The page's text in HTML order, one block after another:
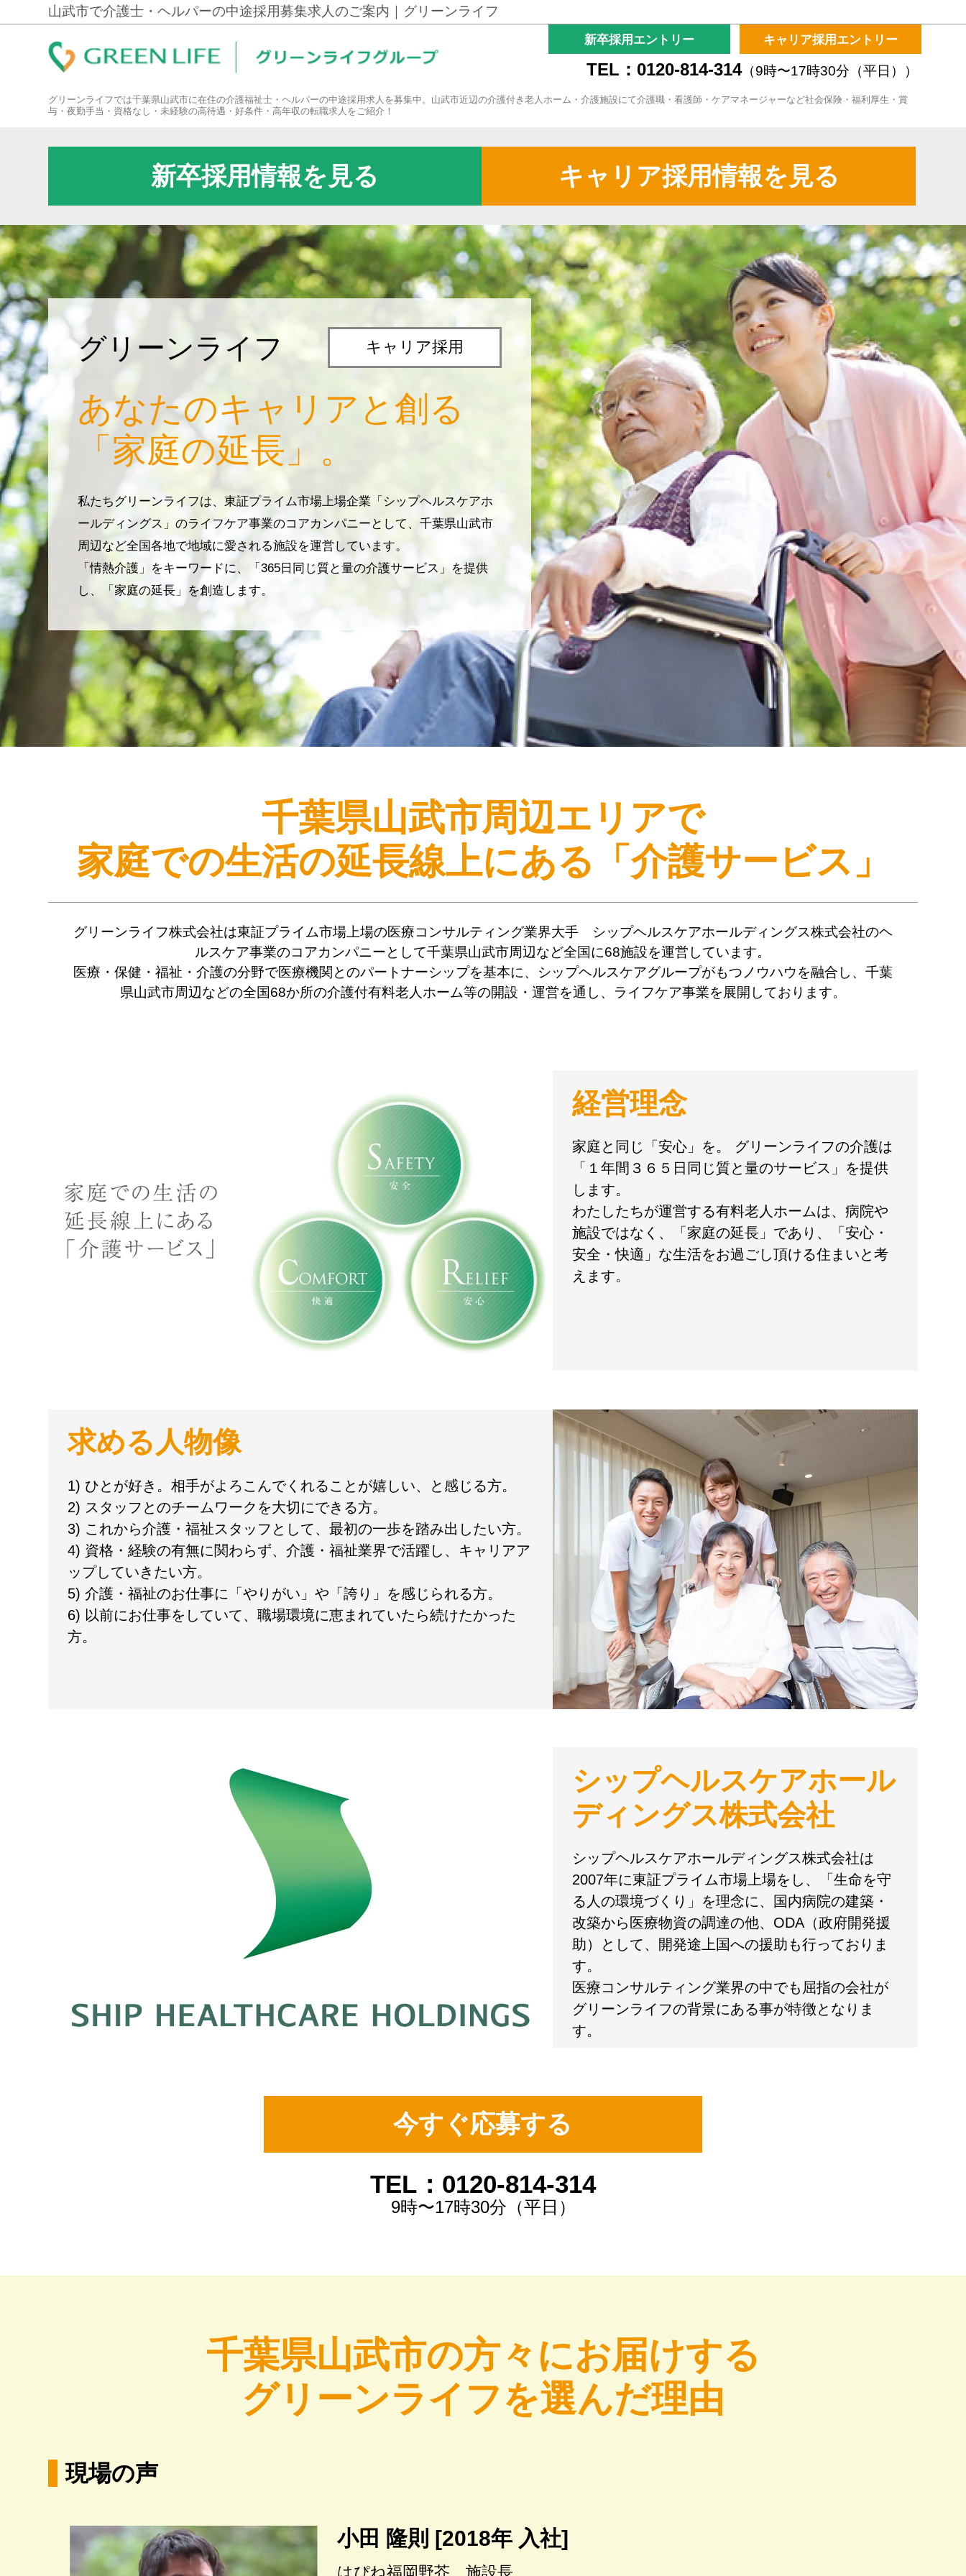
山武市で介護士・ヘルパーの中途採用募集求人のご案内｜グリーンライフ
新卒採用エントリー キャリア採用エントリー
TEL：0120-814-314（9時〜17時30分（平日））
グリーンライフでは千葉県山武市に在住の介護福祉士・ヘルパーの中途採用求人を募集中。山武市近辺の介護付き老人ホーム・介護施設にて介護職・看護師・ケアマネージャーなど社会保険・福利厚生・賞
与・夜勤手当・資格なし・未経験の高待遇・好条件・高年収の転職求人をご紹介！
新卒採用情報を見る キャリア採用情報を見る
グリーンライフ キャリア採用
あなたのキャリアと創る
「家庭の延長」。
私たちグリーンライフは、東証プライム市場上場企業「シップヘルスケアホ
ールディングス」のライフケア事業のコアカンパニーとして、千葉県山武市
周辺など全国各地で地域に愛される施設を運営しています。
「情熱介護」をキーワードに、「365日同じ質と量の介護サービス」を提供
し、「家庭の延長」を創造します。
千葉県山武市周辺エリアで
家庭での生活の延長線上にある 「介護サービス」
グリーンライフ株式会社は東証プライム市場上場の医療コンサルティング業界大手 シップヘルスケアホールディングス株式会社のヘ
ルスケア事業のコアカンパニーとして千葉県山武市周辺など全国に68施設を運営しています。
医療・保健・福祉・介護の分野で医療機関とのパートナーシップを基本に、シップヘルスケアグループがもつノウハウを融合し、千葉
県山武市周辺などの全国68か所の介護付有料老人ホーム等の開設・運営を通し、ライフケア事業を展開しております。
経営理念
家庭と同じ「安心」を。 グリーンライフの介護は
「１年間３６５日同じ質と量のサービス」を提供
します。
わたしたちが運営する有料老人ホームは、病院や
施設ではなく、「家庭の延長」であり、「安心・
安全・快適」な生活をお過ごし頂ける住まいと考
えます。
求める人物像
1) ひとが好き。相手がよろこんでくれることが嬉しい、と感じる方。
2) スタッフとのチームワークを大切にできる方。
3) これから介護・福祉スタッフとして、最初の一歩を踏み出したい方。
4) 資格・経験の有無に関わらず、介護・福祉業界で活躍し、キャリアア
ップしていきたい方。
5) 介護・福祉のお仕事に「やりがい」や「誇り」を感じられる方。
6) 以前にお仕事をしていて、職場環境に恵まれていたら続けたかった
方。
シップヘルスケアホール
ディングス株式会社
シップヘルスケアホールディングス株式会社は
2007年に東証プライム市場上場をし、「生命を守
る人の環境づくり」を理念に、国内病院の建築・
改築から医療物資の調達の他、ODA（政府開発援
助）として、開発途上国への援助も行っておりま
す。
医療コンサルティング業界の中でも屈指の会社が
グリーンライフの背景にある事が特徴となりま
す。
今すぐ応募する
TEL：0120-814-314
9時〜17時30分（平日）
千葉県山武市の方々にお届けする
グリーンライフを選んだ理由
現場の声
小田 隆則 [2018年 入社]
はぴね福岡野芥 施設長